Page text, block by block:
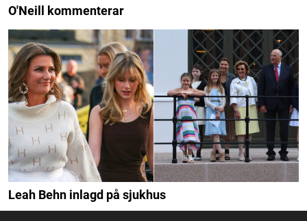
O'Neill kommenterar
Leah Behn inlagd på sjukhus